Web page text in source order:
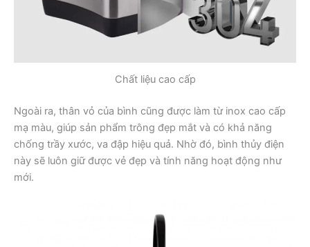
Chất liệu cao cấp
Ngoài ra, thân vỏ của bình cũng được làm từ inox cao cấp
mạ màu, giúp sản phẩm trông đẹp mắt và có khả năng
chống trầy xước, va đập hiệu quả. Nhờ đó, bình thủy điện
này sẽ luôn giữ được vẻ đẹp và tính năng hoạt động như
mới.